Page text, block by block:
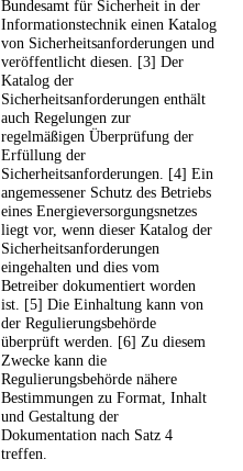
Bundesamt für Sicherheit in der
Informationstechnik einen Katalog
von Sicherheitsanforderungen und
veröffentlicht diesen. [3] Der
Katalog der
Sicherheitsanforderungen enthält
auch Regelungen zur
regelmäßigen Überprüfung der
Erfüllung der
Sicherheitsanforderungen. [4] Ein
angemessener Schutz des Betriebs
eines Energieversorgungsnetzes
liegt vor, wenn dieser Katalog der
Sicherheitsanforderungen
eingehalten und dies vom
Betreiber dokumentiert worden
ist. [5] Die Einhaltung kann von
der Regulierungsbehörde
überprüft werden. [6] Zu diesem
Zwecke kann die
Regulierungsbehörde nähere
Bestimmungen zu Format, Inhalt
und Gestaltung der
Dokumentation nach Satz 4
treffen.